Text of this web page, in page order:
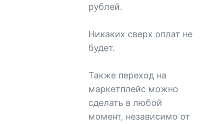
рублей.
Никаких сверх оплат не
будет.
Также переход на
маркетплейс можно
сделать в любой
момент, независимо от